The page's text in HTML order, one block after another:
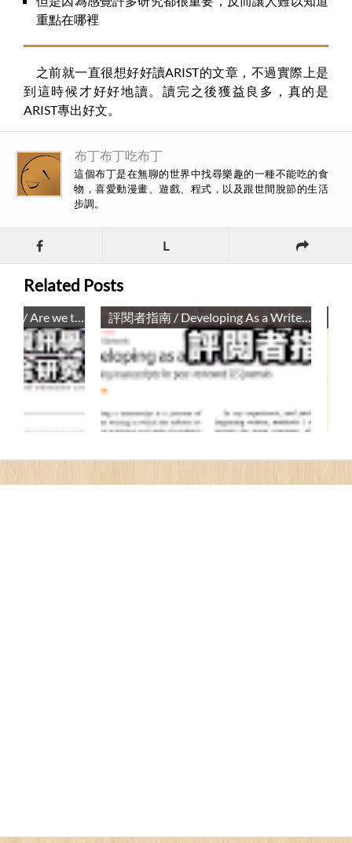
重點在哪裡
之前就一直很想好好讀ARIST的文章，不過實際上是
到這時候才好好地讀。讀完之後獲益良多，真的是
ARIST專出好文。
布丁布丁吃布丁
這個布丁是在無聊的世界中找尋樂趣的一種不能吃的食
物，喜愛動漫畫、遊戲、程式，以及跟世間脫節的生活
步調。
L
Related Posts
圖書資訊學的混合研究法 / Are we there yet? Mixed methods research in library and information science 評閱者指南 / Developing As a Writer: Refereeing Manuscripts for Peer-reviewed LIS Journals